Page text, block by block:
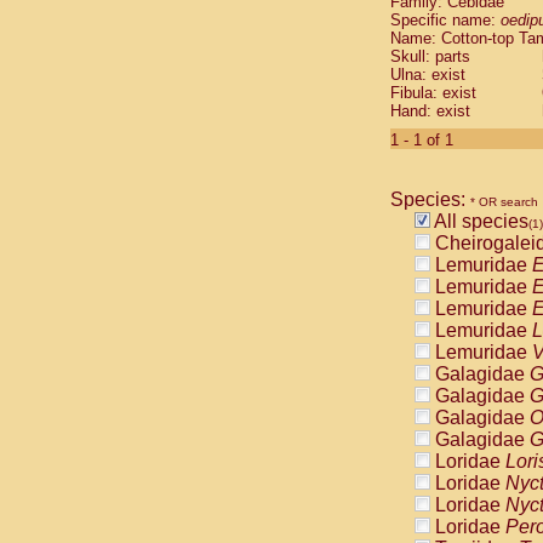
Cebidae
Cebidae
Cebidae
Cebidae
Cebidae
Cebidae
Cebidae
Cebidae
Cebidae
Cebidae
Cebidae
Cebidae
Atelidae
Atelidae
Atelidae
Atelidae
Atelidae
Atelidae
Atelidae
Atelidae
Atelidae
Atelidae
Pitheciidae
Specific name:
Name: Cotton-top
Skull: parts
Ulna: exist
Fibula: exist
Hand: exist
1 - 1 of 1
Species: * OR search
All species(1)
Lemuridae
Lemuridae
Lemuridae
Lemuridae
Lemuridae
Galagidae
Galagidae
Galagidae
Galagidae
Loridae
Loridae
Loridae
Loridae